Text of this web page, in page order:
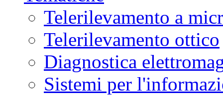
Telerilevamento a
Telerilevamento ottico
Diagnostica
Sistemi per